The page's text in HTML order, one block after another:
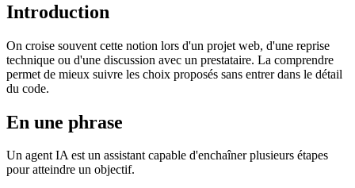
Introduction
On croise souvent cette notion lors d'un projet web, d'une reprise
technique ou d'une discussion avec un prestataire. La comprendre
permet de mieux suivre les choix proposés sans entrer dans le détail
du code.
En une phrase
Un agent IA est un assistant capable d'enchaîner plusieurs étapes
pour atteindre un objectif.